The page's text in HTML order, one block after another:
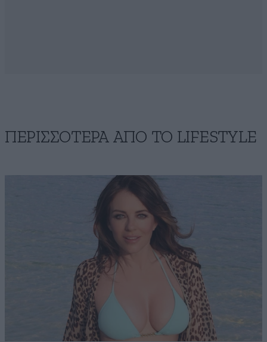
ΠΕΡΙΣΣΟΤΕΡΑ ΑΠΟ ΤΟ LIFESTYLE